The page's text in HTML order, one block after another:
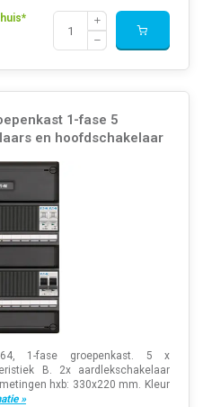
1-fase 5
en hoofdschakelaar
64, 1-fase groepenkast. 5 x
B. 2x aardlekschakelaar
hxb: 330x220 mm. Kleur
»